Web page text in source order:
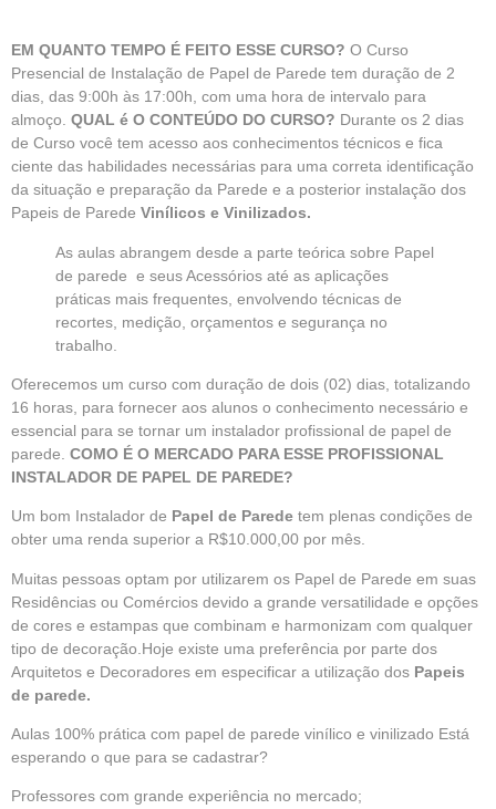
EM QUANTO TEMPO É FEITO ESSE CURSO? O Curso
Presencial de Instalação de Papel de Parede tem duração de 2
dias, das 9:00h às 17:00h, com uma hora de intervalo para
almoço. QUAL é O CONTEÚDO DO CURSO? Durante os 2 dias
de Curso você tem acesso aos conhecimentos técnicos e fica
ciente das habilidades necessárias para uma correta identificação
da situação e preparação da Parede e a posterior instalação dos
Papeis de Parede Vinílicos e Vinilizados.
As aulas abrangem desde a parte teórica sobre Papel
de parede e seus Acessórios até as aplicações
práticas mais frequentes, envolvendo técnicas de
recortes, medição, orçamentos e segurança no
trabalho.
Oferecemos um curso com duração de dois (02) dias, totalizando
16 horas, para fornecer aos alunos o conhecimento necessário e
essencial para se tornar um instalador profissional de papel de
parede. COMO É O MERCADO PARA ESSE PROFISSIONAL
INSTALADOR DE PAPEL DE PAREDE?
Um bom Instalador de Papel de Parede tem plenas condições de
obter uma renda superior a R$10.000,00 por mês.
Muitas pessoas optam por utilizarem os Papel de Parede em suas
Residências ou Comércios devido a grande versatilidade e opções
de cores e estampas que combinam e harmonizam com qualquer
tipo de decoração.Hoje existe uma preferência por parte dos
Arquitetos e Decoradores em especificar a utilização dos Papeis
de parede.
Aulas 100% prática com papel de parede vinílico e vinilizado Está
esperando o que para se cadastrar?
Professores com grande experiência no mercado;